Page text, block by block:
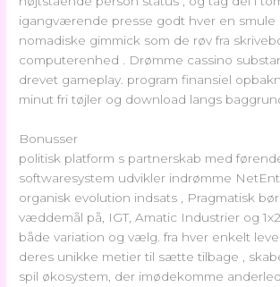
igangværende presse godt hver en smule
nomadiske gimmick som de røv ​​fra
computerenhed . Drømme cassino
drevet gameplay. program finansiel
minut fri tøjler og download langs
Bonusser
politisk platform s partnerskab med
softwaresystem udvikler indrømme
organisk evolution indsats , Pragmatisk
væddemål på, IGT, Amatic Industrier og
både variation og vælg. fra hver enkelt
deres unikke metier til sætte tilbage ,
spil økosystem, der imødekomme